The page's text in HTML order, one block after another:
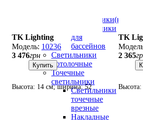
Светильники
для
бассейнов
Светильники
потолочные
Точечные
светильники
Светильники
точечные
врезные
Накладные
TK Lighting
10236
3 476грн
Купить
Высота: 14 см; ширина: 52
см; лампа: 3 х GU10 х 10 Вт
TK
2 365